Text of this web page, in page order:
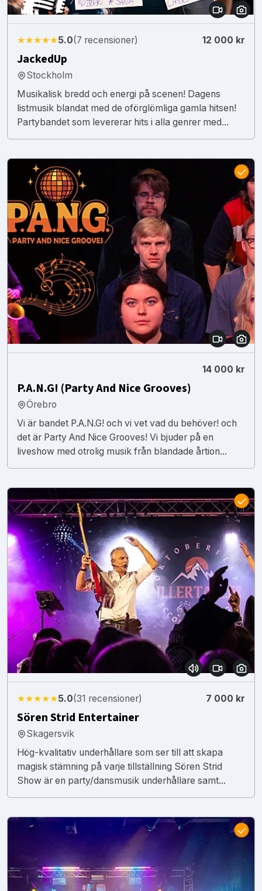
★★★★★5.0(7 recensioner) 12 000 kr
JackedUp
Stockholm
Musikalisk bredd och energi på scenen! Dagens
listmusik blandat med de oförglömliga gamla hitsen!
Partybandet som levererar hits i alla genrer med...
14 000 kr
P.A.N.G! (Party And Nice Grooves)
Örebro
Vi är bandet P.A.N.G! och vi vet vad du behöver! och
det är Party And Nice Grooves! Vi bjuder på en
liveshow med otrolig musik från blandade årtion...
★★★★★5.0(31 recensioner) 7 000 kr
Sören Strid Entertainer
Skagersvik
Hög-kvalitativ underhållare som ser till att skapa
magisk stämning på varje tillställning Sören Strid
Show är en party/dansmusik underhållare samt...